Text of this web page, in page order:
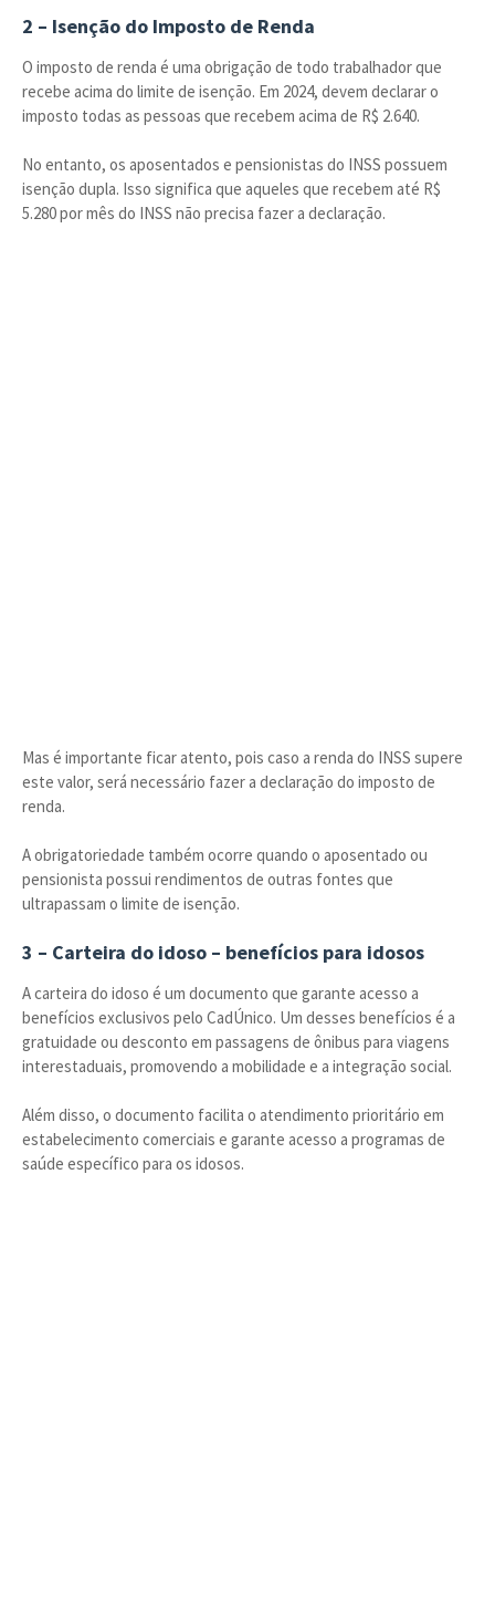
2 – Isenção do Imposto de Renda
O imposto de renda é uma obrigação de todo trabalhador que
recebe acima do limite de isenção. Em 2024, devem declarar o
imposto todas as pessoas que recebem acima de R$ 2.640.
No entanto, os aposentados e pensionistas do INSS possuem
isenção dupla. Isso significa que aqueles que recebem até R$
5.280 por mês do INSS não precisa fazer a declaração.
Mas é importante ficar atento, pois caso a renda do INSS supere
este valor, será necessário fazer a declaração do imposto de
renda.
A obrigatoriedade também ocorre quando o aposentado ou
pensionista possui rendimentos de outras fontes que
ultrapassam o limite de isenção.
3 – Carteira do idoso – benefícios para idosos
A carteira do idoso é um documento que garante acesso a
benefícios exclusivos pelo CadÚnico. Um desses benefícios é a
gratuidade ou desconto em passagens de ônibus para viagens
interestaduais, promovendo a mobilidade e a integração social.
Além disso, o documento facilita o atendimento prioritário em
estabelecimento comerciais e garante acesso a programas de
saúde específico para os idosos.